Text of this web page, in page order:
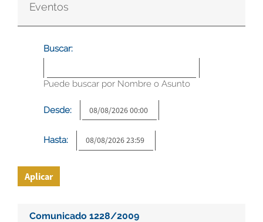
Eventos
Buscar:
Puede buscar por Nombre o Asunto
Desde:
Hasta:
Aplicar
Comunicado 1228/2009